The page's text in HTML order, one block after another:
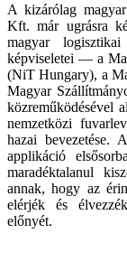
A kizárólag
Kft. már ugrásra
magyar
képviseletei — a
(NiT Hungary), a
Magyar
közreműködésével
nemzetközi
hazai bevezetése.
applikáció
maradéktalanul
annak, hogy az
elérjék és
előnyét.